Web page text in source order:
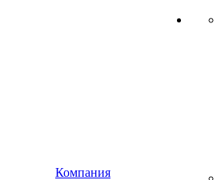
Компания